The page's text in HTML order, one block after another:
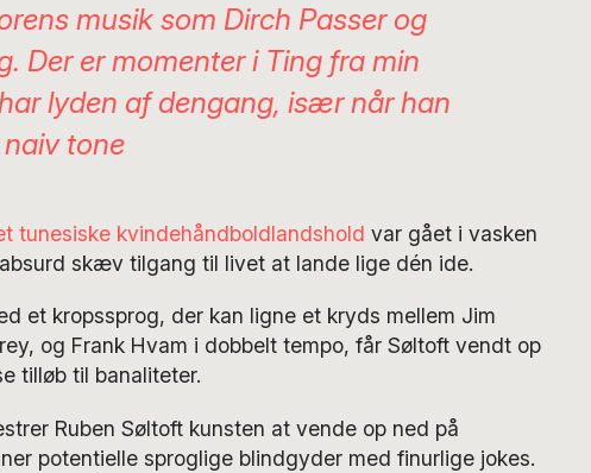
musik som Dirch Passer og
Der er momenter i Ting fra min
lyden af dengang, især når han
tone
tunesiske kvindehåndboldlandshold var gået i vasken
skæv tilgang til livet at lande lige dén ide.
et kropssprog, der kan ligne et kryds mellem Jim
og Frank Hvam i dobbelt tempo, får Søltoft vendt op
tilløb til banaliteter.
Ruben Søltoft kunsten at vende op ned på
potentielle sproglige blindgyder med finurlige jokes.